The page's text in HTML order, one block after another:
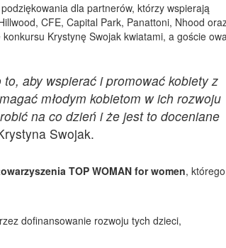
dla partnerów, którzy wspierają
CFE, Capital Park, Panattoni, Nhood
Krystynę Swojak kwiatami, a goście
aby wspierać i promować kobiety z
młodym kobietom w ich rozwoju
na co dzień i że jest to doceniane
Swojak.
TOP WOMAN for women, którego
dofinansowanie rozwoju tych dzieci,